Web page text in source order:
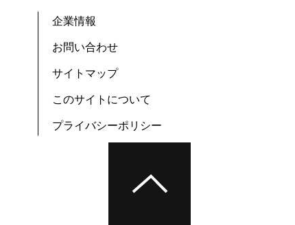
企業情報
お問い合わせ
サイトマップ
このサイトについて
プライバシーポリシー